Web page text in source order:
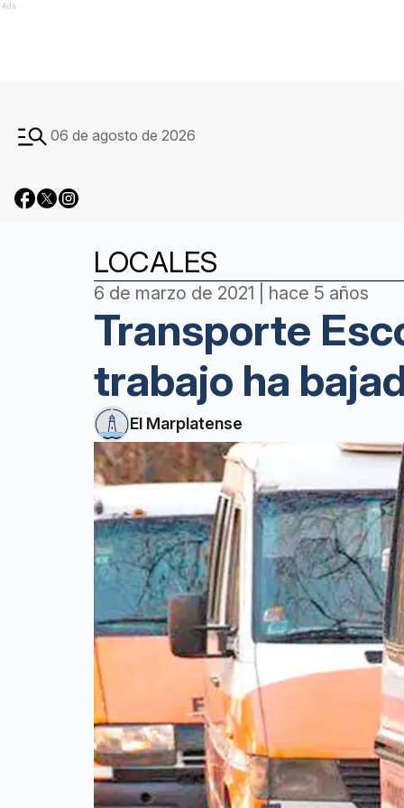
Ads
06 de agosto de 2026
LOCALES
6 de marzo de 2021 | hace 5 años
Transporte
trabajo ha
El Marplatense